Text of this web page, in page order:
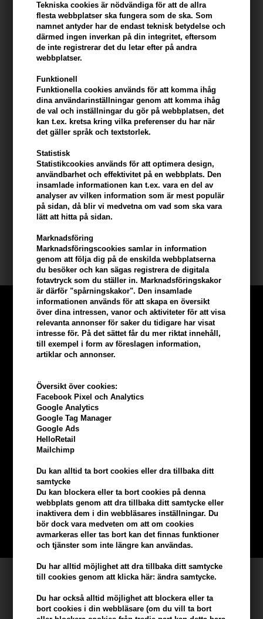
Tekniska cookies är nödvändiga för att de allra
flesta webbplatser ska fungera som de ska. Som
namnet antyder har de endast teknisk betydelse och
därmed ingen inverkan på din integritet, eftersom
de inte registrerar det du letar efter på andra
webbplatser.
Funktionell
Funktionella cookies används för att komma ihåg
dina användarinställningar genom att komma ihåg
de val och inställningar du gör på webbplatsen, det
kan t.ex. kretsa kring vilka preferenser du har när
det gäller språk och textstorlek.
Statistisk
Statistikcookies används för att optimera design,
användbarhet och effektivitet på en webbplats. Den
insamlade informationen kan t.ex. vara en del av
analyser av vilken information som är mest populär
på sidan, då blir vi medvetna om vad som ska vara
lätt att hitta på sidan.
Marknadsföring
Marknadsföringscookies samlar in information
genom att följa dig på de enskilda webbplatserna
du besöker och kan sägas registrera de digitala
fotavtryck som du ställer in. Marknadsföringskakor
är därför "spårningskakor". Den insamlade
informationen används för att skapa en översikt
över dina intressen, vanor och aktiviteter för att visa
relevanta annonser för saker du tidigare har visat
intresse för. På det sättet får du mer riktat innehåll,
till exempel i form av föreslagen information,
artiklar och annonser.
Översikt över cookies:
Facebook Pixel och Analytics
Google Analytics
Google Tag Manager
Google Ads
HelloRetail
Mailchimp
Du kan alltid ta bort cookies eller dra tillbaka ditt
samtycke
Du kan blockera eller ta bort cookies på denna
webbplats genom att dra tillbaka ditt samtycke eller
inaktivera dem i din webbläsares inställningar. Du
bör dock vara medveten om att om cookies
avmarkeras eller tas bort kan det finnas funktioner
och tjänster som inte längre kan användas.
Du har alltid möjlighet att dra tillbaka ditt samtycke
till cookies genom att klicka här: ändra samtycke.
Du har också alltid möjlighet att blockera eller ta
bort cookies i din webbläsare (om du vill ta bort
Egenskaper
Lugnar irriterad hud och förbättrar hårets allmänna tillstånd. Gör
håret rent, mjukt och glänsande. Utan parabener, parfym och
konstgjorda färgämnen. Frisørens Vital System schampo nr 1 är för
Hur man använder Frisørens Vital System 1 (FVS 1)
schampo
- Applicera schampo i vått hår
- Massera in det i håret och låt stå i 3-5 minuter
- Skölj sedan håret ordentligt
Under behandlingen tvättas håret 3-4 gånger i veckan. När
problemet är löst kan schampo nr 3, som är förebyggande,
rekommenderas.
FVS Frisørens Vital System
Tjäna 5% bonus på hela din
beställning
Bli en del av vår kundklubb gratis och få rabatter när du handlar
BLI EN GRATIS MEDLEM HÄR
Kundservice
Hair247
Frisenborgvej 6A